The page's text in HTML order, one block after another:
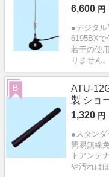
6,600 円
●デジタ
6195BXで
若干の使
りません。
ATU-
製 ショ
1,320 円
●スタン
簡易無線
トアンテ
や汚れは
B